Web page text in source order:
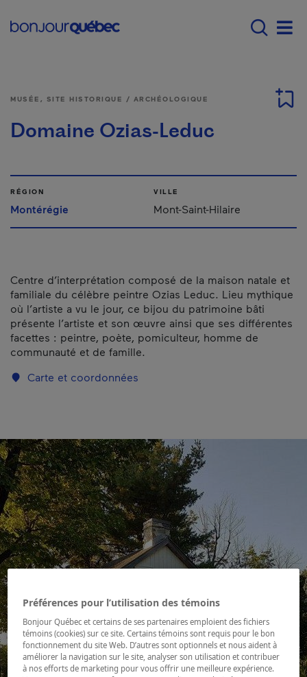
Main navigation -
MUSÉE, SITE HISTORIQUE / ARCHÉOLOGIQUE
Domaine Ozias-Leduc
RÉGION
Montérégie
VILLE
Mont-Saint-Hilaire
Centre d’interprétation composé de la maison natale et
familiale du célèbre peintre Ozias Leduc. Lieu mythique
où l’artiste a vu le jour, ce bijou du patrimoine bâti
présente l’artiste et son œuvre ainsi que ses différentes
facettes : peintre, poète, pomiculteur, homme de
communauté et de famille.
Carte et coordonnées
Préférences pour l’utilisation des témoins
Bonjour Québec et certains de ses partenaires emploient des fichiers
témoins (cookies) sur ce site. Certains témoins sont requis pour le bon
fonctionnement du site Web. D’autres sont optionnels et nous aident à
améliorer la navigation sur le site, analyser son utilisation et contribuer
à nos efforts de marketing pour vous offrir une meilleure expérience.